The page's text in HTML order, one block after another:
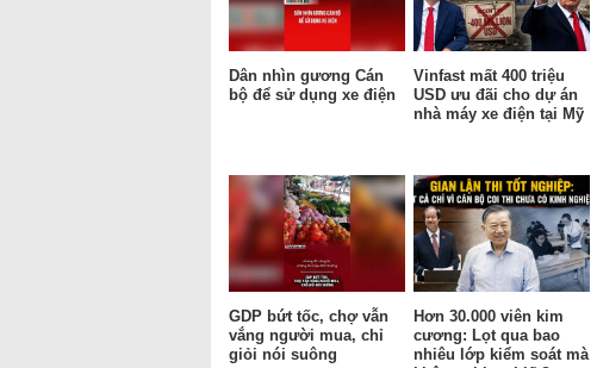
Dân nhìn gương Cán
bộ để sử dụng xe điện
Vinfast mất 400 triệu
USD ưu đãi cho dự án
nhà máy xe điện tại Mỹ
GDP bứt tốc, chợ vẫn
vắng người mua, chỉ
giỏi nói suông
Hơn 30.000 viên kim
cương: Lọt qua bao
nhiêu lớp kiểm soát mà